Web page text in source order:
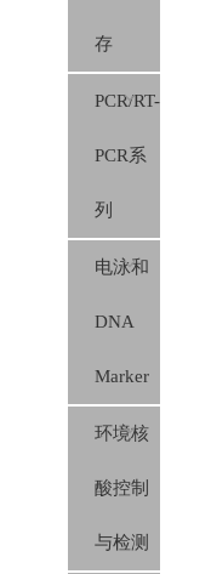
存
PCR/RT-
PCR系
列
电泳和
DNA
Marker
环境核
酸控制
与检测